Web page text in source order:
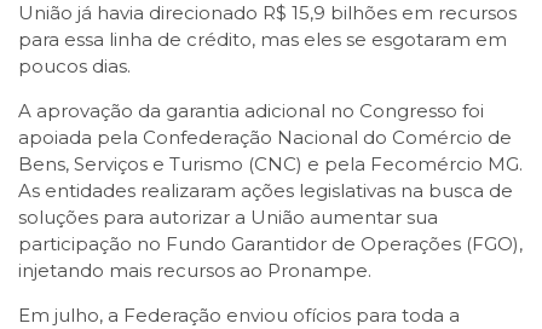
União já havia direcionado R$ 15,9 bilhões em recursos
para essa linha de crédito, mas eles se esgotaram em
poucos dias.
A aprovação da garantia adicional no Congresso foi
apoiada pela Confederação Nacional do Comércio de
Bens, Serviços e Turismo (CNC) e pela Fecomércio MG.
As entidades realizaram ações legislativas na busca de
soluções para autorizar a União aumentar sua
participação no Fundo Garantidor de Operações (FGO),
injetando mais recursos ao Pronampe.
Em julho, a Federação enviou ofícios para toda a